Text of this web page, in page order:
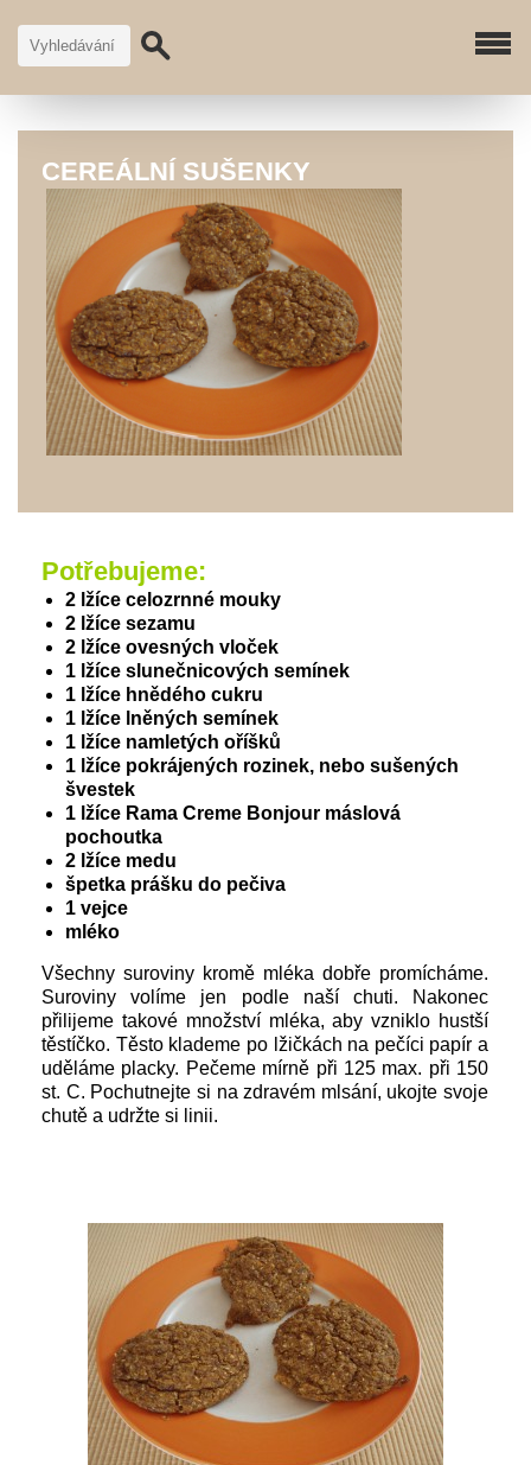
CEREÁLNÍ SUŠENKY
Potřebujeme:
2 lžíce celozrnné mouky
2 lžíce sezamu
2 lžíce ovesných vloček
1 lžíce slunečnicových semínek
1 lžíce hnědého cukru
1 lžíce lněných semínek
1 lžíce namletých oříšků
1 lžíce pokrájených rozinek, nebo sušených
švestek
1 lžíce Rama Creme Bonjour máslová
pochoutka
2 lžíce medu
špetka prášku do pečiva
1 vejce
mléko
Všechny suroviny kromě mléka dobře promícháme.
Suroviny volíme jen podle naší chuti. Nakonec
přilijeme takové množství mléka, aby vzniklo hustší
těstíčko. Těsto klademe po lžičkách na pečíci papír a
uděláme placky. Pečeme mírně při 125 max. při 150
st. C. Pochutnejte si na zdravém mlsání, ukojte svoje
chutě a udržte si linii.